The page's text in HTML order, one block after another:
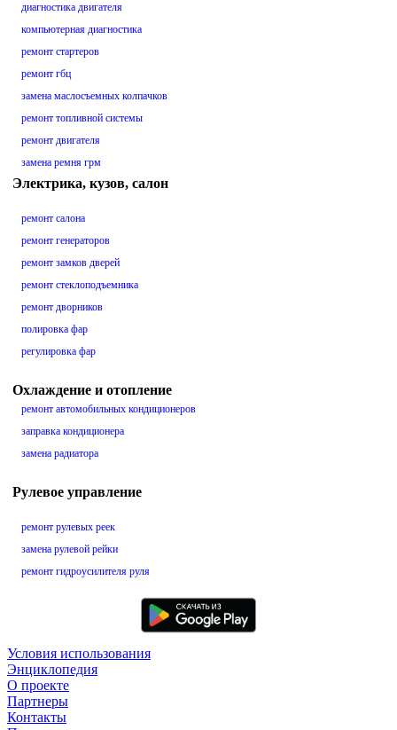
диагностика двигателя
компьютерная диагностика
ремонт стартеров
ремонт гбц
замена маслосъемных колпачков
ремонт топливной системы
ремонт двигателя
замена ремня грм
Электрика, кузов, салон
ремонт салона
ремонт генераторов
ремонт замков дверей
ремонт стеклоподъемника
ремонт дворников
полировка фар
регулировка фар
Охлаждение и отопление
ремонт автомобильных кондиционеров
заправка кондиционера
замена радиатора
Рулевое управление
ремонт рулевых реек
замена рулевой рейки
ремонт гидроусилителя руля
Условия использования
Энциклопедия
О проекте
Партнеры
Контакты